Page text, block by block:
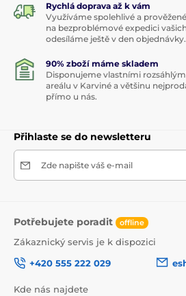
Rychlá doprava až k vám
Využíváme spolehlivé a
na bezproblémové expedici
odesíláme ještě v den objednávky.
90% zboží máme skladem
Disponujeme vlastními
areálu v Karviné a většinu
přímo u nás.
Přihlaste se do newsletteru
Zde napište váš e-mail
Potřebujete poradit offline
Zákaznický servis je k dispozici
+420 555 222 029
Kde nás najdete